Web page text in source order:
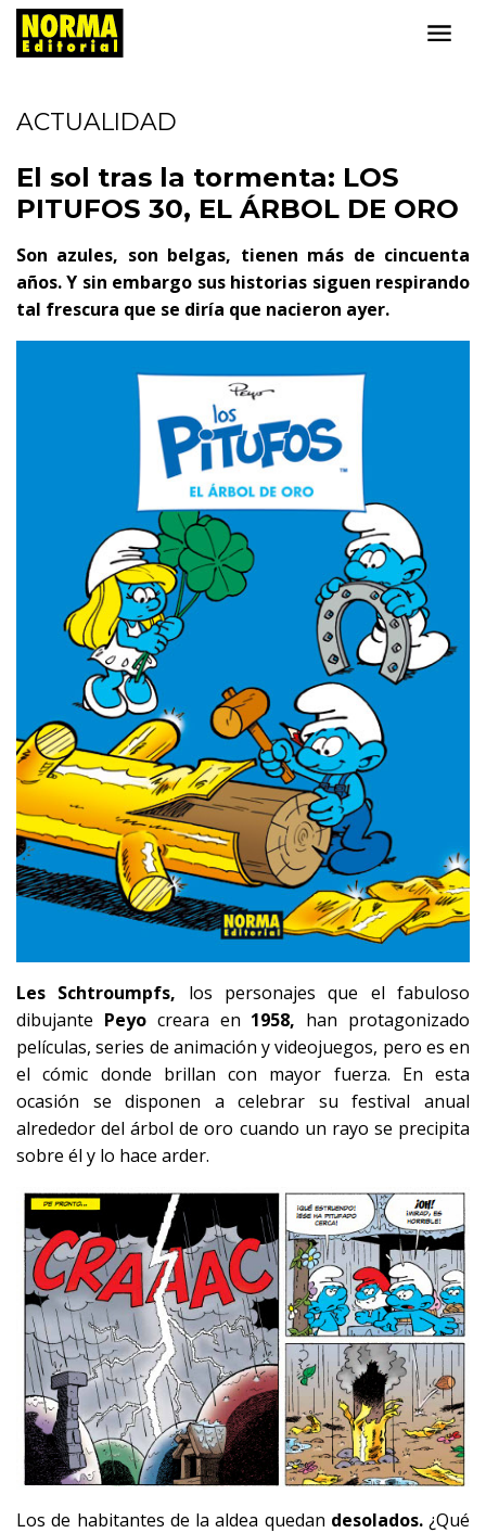
ACTUALIDAD
El sol tras la tormenta: LOS
PITUFOS 30, EL ÁRBOL DE ORO
Son azules, son belgas, tienen más de cincuenta
años. Y sin embargo sus historias siguen respirando
tal frescura que se diría que nacieron ayer.
Les Schtroumpfs, los personajes que el fabuloso
dibujante Peyocreara en 1958, han protagonizado
películas, series de animación y videojuegos, pero es en
el cómic donde brillan con mayor fuerza. En esta
ocasión se disponen a celebrar su festival anual
alrededor del árbol de oro cuando un rayo se precipita
sobre él y lo hace arder.
Los de habitantes de la aldea quedan desolados. ¿Qué